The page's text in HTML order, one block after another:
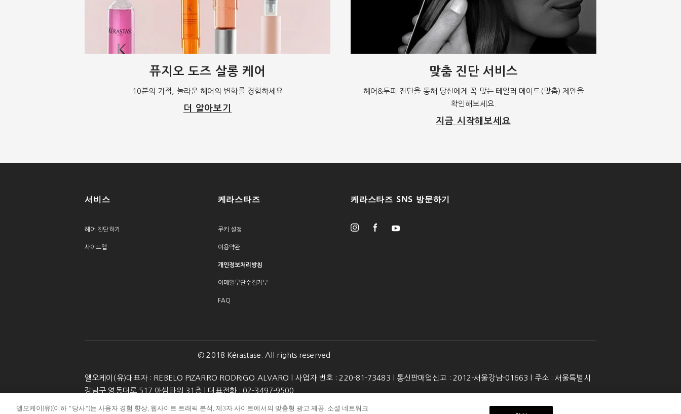
퓨지오 도즈 살롱 케어
10분의 기적, 놀라운 헤어의 변화를 경험하세요
더 알아보기
맞춤 진단 서비스
헤어&두피 진단을 통해 당신에게 꼭 맞는 테일러 메이드(맞춤) 제안을
확인해보세요.
지금 시작해보세요
서비스
헤어 진단하기
사이트맵
케라스타즈
쿠키 설정
이용약관
개인정보처리방침
이메일무단수집거부
FAQ
케라스타즈 SNS 방문하기
© 2018 Kérastase. All rights reserved
엘오케이(유)대표자 : REBELO PIZARRO RODRIGO ALVARO l 사업자 번호 : 220-81-73483 l 통신판매업신고 : 2012-서울강남-01663 l 주소 : 서울특별시
강남구 영동대로 517 아셈타워 31층 l 대표전화 : 02-3497-9500
엘오케이(유)(이하 "당사")는 사용자 경험 향상, 웹사이트 트래픽 분석, 제3자 사이트에서의 맞춤형 광고 제공, 소셜 네트워크